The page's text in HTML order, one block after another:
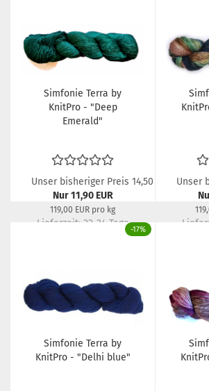
Simfonie Terra by
KnitPro - "Deep
Emerald"
Unser bisheriger Preis 14,50 EUR
Nur 11,90 EUR
119,00 EUR pro kg
Lieferzeit: 22-24 Tage
Unser
-17%
Simfonie Terra by
KnitPro - "Delhi blue"